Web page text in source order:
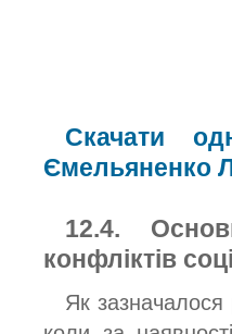
Скачати
Ємельяненко
12.4.
конфліктів
Як